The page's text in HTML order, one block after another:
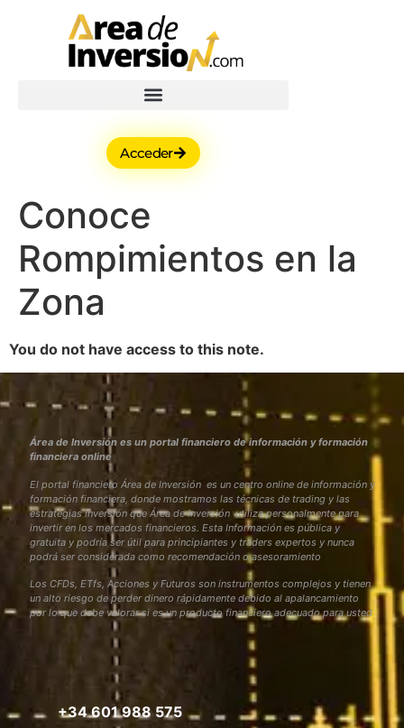
Acceder
Conoce
Rompimientos en la
Zona
You do not have access to this note.
Área de Inversión es un portal financiero de información y formación
financiera online
El portal financiero Área de Inversión es un centro online de información y
formación financiera, donde mostramos las técnicas de trading y las
estrategias inversión que Área de Inversión utiliza personalmente para
invertir en los mercados financieros. Esta Información es pública y
gratuita y podría ser útil para principiantes y traders expertos y nunca
podrá ser considerada como recomendación o asesoramiento
Los CFDs, ETfs, Acciones y Futuros son instrumentos complejos y tienen
un alto riesgo de perder dinero rápidamente debido al apalancamiento
por lo que debe valorar si es un producto financiero adecuado para usted
+34 601 988 575